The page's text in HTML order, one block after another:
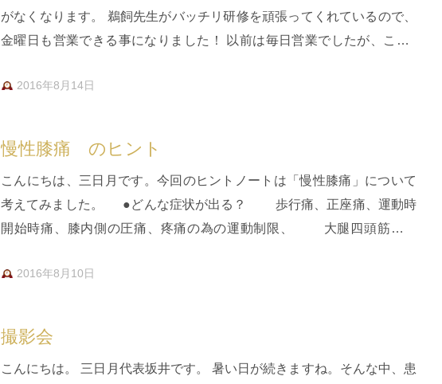
がなくなります。 鵜飼先生がバッチリ研修を頑張ってくれているので、
金曜日も営業できる事になりました！ 以前は毎日営業でしたが、ここ3
2016年8月14日
慢性膝痛 のヒント
こんにちは、三日月です。今回のヒントノートは「慢性膝痛」について
考えてみました。 ●どんな症状が出る？ 歩行痛、正座痛、運動時
開始時痛、膝内側の圧痛、疼痛の為の運動制限、 大腿四頭筋の萎
2016年8月10日
撮影会
こんにちは。 三日月代表坂井です。 暑い日が続きますね。そんな中、患